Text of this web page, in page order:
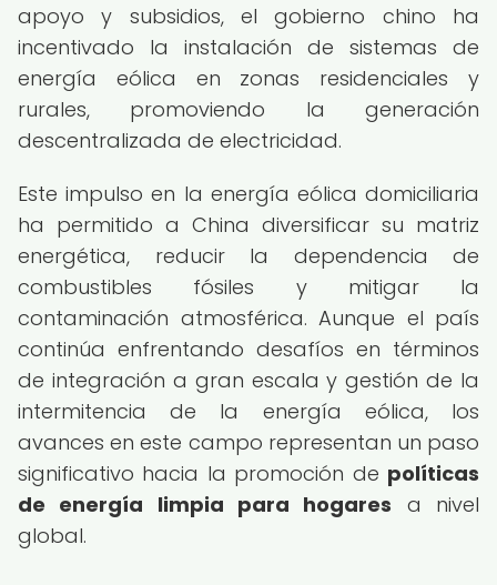
apoyo y subsidios, el gobierno chino ha
incentivado la instalación de sistemas de
energía eólica en zonas residenciales y
rurales, promoviendo la generación
descentralizada de electricidad.
Este impulso en la energía eólica domiciliaria
ha permitido a China diversificar su matriz
energética, reducir la dependencia de
combustibles fósiles y mitigar la
contaminación atmosférica. Aunque el país
continúa enfrentando desafíos en términos
de integración a gran escala y gestión de la
intermitencia de la energía eólica, los
avances en este campo representan un paso
significativo hacia la promoción de políticas
de energía limpia para hogares a nivel
global.